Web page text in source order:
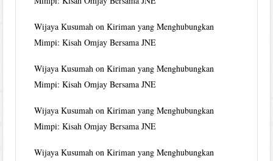
Wijaya Kusumah onKiriman yang Menghubungkan
Mimpi: Kisah Omjay Bersama JNE
Wijaya Kusumah onKiriman yang Menghubungkan
Mimpi: Kisah Omjay Bersama JNE
Wijaya Kusumah onKiriman yang Menghubungkan
Mimpi: Kisah Omjay Bersama JNE
Wijaya Kusumah onKiriman yang Menghubungkan